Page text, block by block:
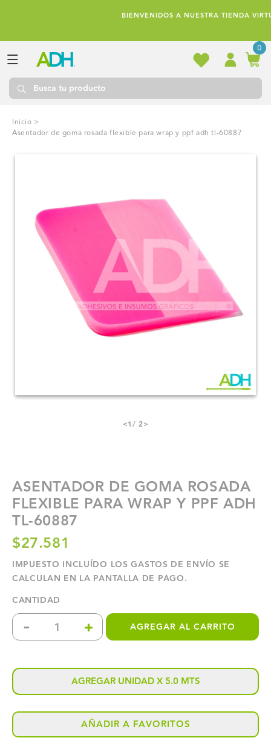
BIENVENIDOS A NUESTRA TIENDA VIRTUAL!
0
Inicio >
asentador de goma rosada flexible para wrap y ppf adh tl-60887
<1/ 2>
ASENTADOR DE GOMA ROSADA
FLEXIBLE PARA WRAP Y PPF ADH
TL-60887
$27.581
IMPUESTO INCLUÍDO LOSGASTOS DE ENVÍO SE
CALCULAN EN LA PANTALLA DE PAGO.
CANTIDAD
Reducir
-
Aumentar
para
DE
+
AGREGAR UNIDAD X 5.0 MTS
AGREGAR AL CARRITO
AÑADIR A FAVORITOS